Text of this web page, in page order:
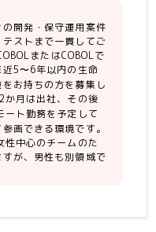
開発・保守運用案件
ストまで一貫してご
またはCOBOLで
5〜6年以内の生命
お持ちの方を募集し
か月は出社、その後
ート勤務を予定して
画できる環境です。
性中心のチームのた
が、男性も別領域で